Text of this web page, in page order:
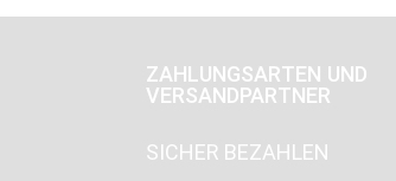
ZAHLUNGSARTEN UND
VERSANDPARTNER
SICHER BEZAHLEN